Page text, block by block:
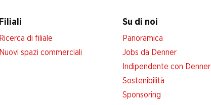
Filiali
Ricerca di filiale
Nuovi spazi commerciali
Su di noi
Panoramica
Jobs da Denner
Indipendente con Denner
Sostenibilità
Sponsoring